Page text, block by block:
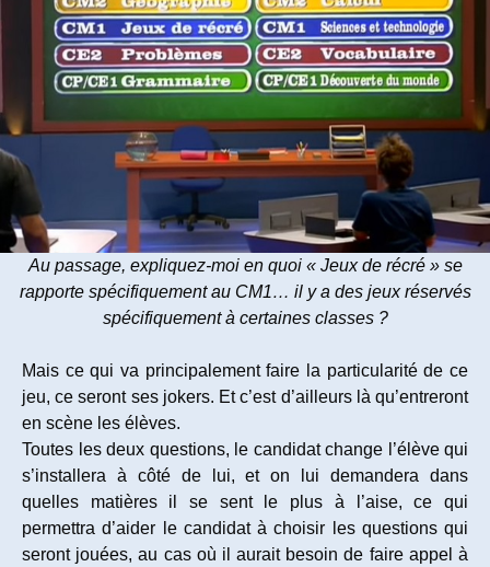
Au passage, expliquez-moi en quoi « Jeux de récré » se
rapporte spécifiquement au CM1… il y a des jeux réservés
spécifiquement à certaines classes ?
Mais ce qui va principalement faire la particularité de ce
jeu, ce seront ses jokers. Et c’est d’ailleurs là qu’entreront
en scène les élèves.
Toutes les deux questions, le candidat change l’élève qui
s’installera à côté de lui, et on lui demandera dans
quelles matières il se sent le plus à l’aise, ce qui
permettra d’aider le candidat à choisir les questions qui
seront jouées, au cas où il aurait besoin de faire appel à